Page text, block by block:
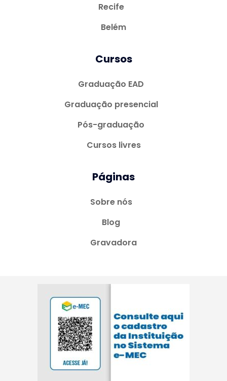
Recife
Belém
Cursos
Graduação EAD
Graduação presencial
Pós-graduação
Cursos livres
Páginas
Sobre nós
Blog
Gravadora